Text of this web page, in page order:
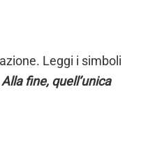
Leggi i simboli
Alla fine, quell’unica